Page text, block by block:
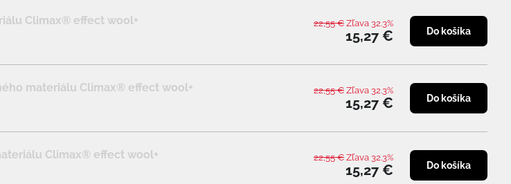
Climax® effect wool+
15,27 €
22,55 € Zľava 32.3%
Do košíka
materiálu Climax® effect wool+
15,27 €
22,55 € Zľava 32.3%
Do košíka
Climax® effect wool+
15,27 €
22,55 € Zľava 32.3%
Do košíka